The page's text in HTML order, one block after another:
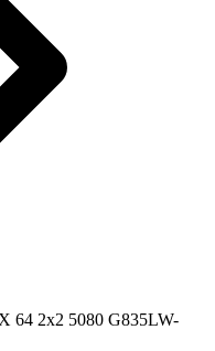
64 2x2 5080 G835LW-